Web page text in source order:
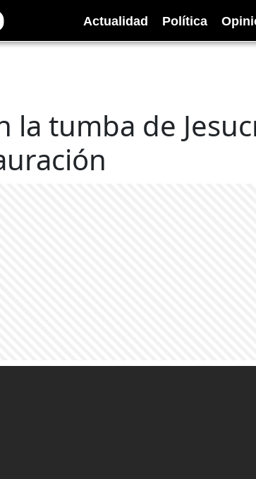
Actualidad Política
la tumba de